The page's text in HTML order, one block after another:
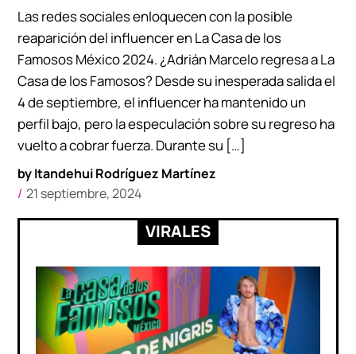
byItandehui Rodríguez Martínez
21 septiembre, 2024
Las redes sociales enloquecen con la posible
reaparición del influencer en La Casa de los
Famosos México 2024. ¿Adrián Marcelo regresa a La
Casa de los Famosos? Desde su inesperada salida el
4 de septiembre, el influencer ha mantenido un
perfil bajo, pero la especulación sobre su regreso ha
vuelto a cobrar fuerza. Durante su […]
VIRALES